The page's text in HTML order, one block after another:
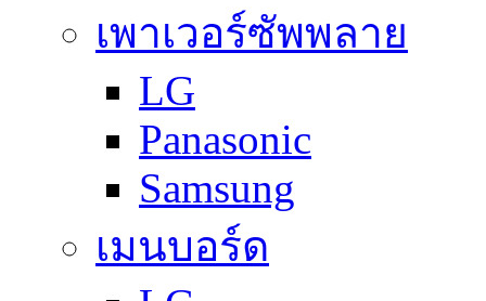
เพาเวอร์ซัพพลาย
LG
Panasonic
Samsung
เมนบอร์ด